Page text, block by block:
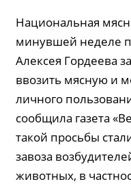
Национальная
минувшей неделе
Алексея Гордеева
ввозить мясную и
личного
сообщила газета
такой просьбы
завоза
животных, в